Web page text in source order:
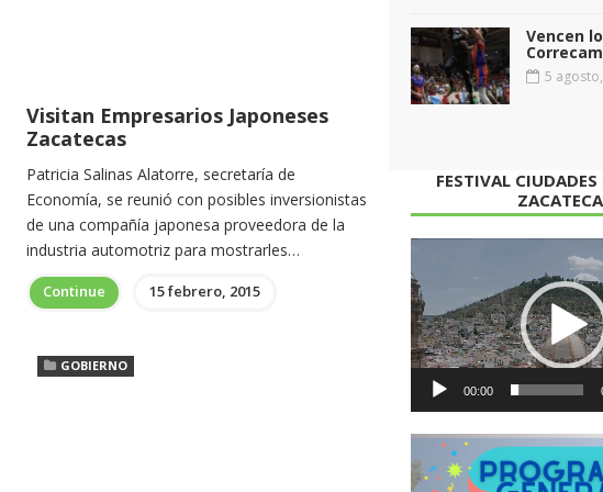
Visitan Empresarios Japoneses
Zacatecas
Patricia Salinas Alatorre, secretaría de
Economía, se reunió con posibles inversionistas
de una compañía japonesa proveedora de la
industria automotriz para mostrarles…
Continue 15 febrero, 2015
GOBIERNO
Vencen
5
FESTIVAL
de
vídeo
00:00